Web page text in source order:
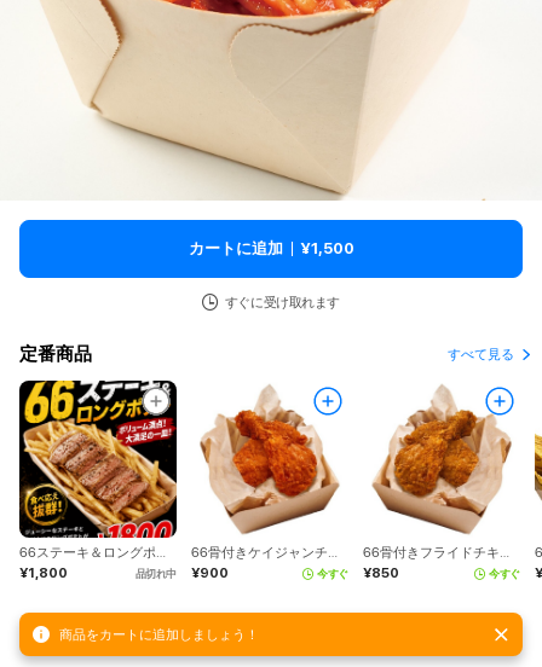
カートに追加 ¥1,500
すぐに受け取れます
定番商品 すべて見る
66ステーキ＆ロングポテト（route66）
¥1,800
品切れ中
66骨付きケイジャンチキン（Route66diner）
¥900
今すぐ
66骨付きフライドチキン（Route66diner）
¥850
今すぐ
商品をカートに追加しましょう！